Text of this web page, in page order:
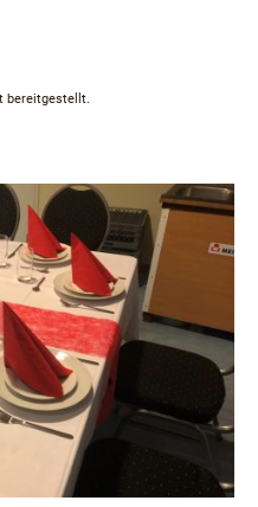
bereitgestellt.